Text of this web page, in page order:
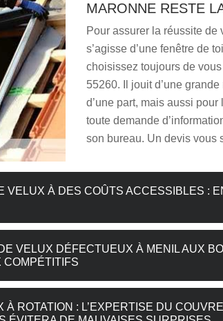
MARONNE RESTE
Pour assurer la réussite de
s’agisse d’une fenêtre de
choisissez toujours de
55260. Il jouit d’une
d’une part, mais aussi
toute demande
son bureau. Un devis vous
VELUX À DES COÛTS ACCESSIBLES :
VELUX DÉFECTUEUX À MENIL AUX
COMPÉTITIFS
À ROTATION : L’EXPERTISE DU